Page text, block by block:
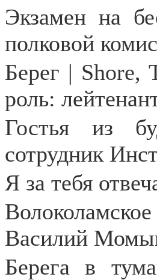
Экзамен на
полковой
Берег | Shore,
роль:
Гостья из
сотрудник
Я за тебя
Василий
Берега в